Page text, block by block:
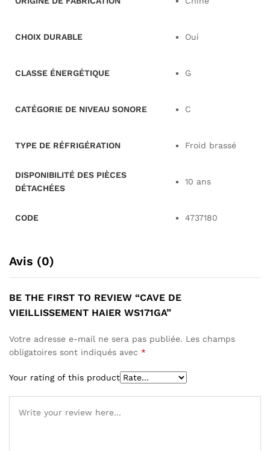
CHOIX DURABLE Oui
CLASSE ÉNERGÉTIQUE G
CATÉGORIE DE NIVEAU SONORE C
TYPE DE RÉFRIGÉRATION Froid brassé
DISPONIBILITÉ DES PIÈCES
DÉTACHÉES
10 ans
CODE 4737180
Avis (0)
BE THE FIRST TO REVIEW “CAVE DE
VIEILLISSEMENT HAIER WS171GA”
Votre adresse e-mail ne sera pas publiée. Les champs
obligatoires sont indiqués avec *
Your rating of this product